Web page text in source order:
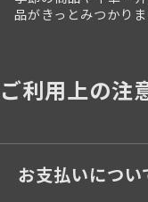
品がきっとみつかりま
ご利用上の注
お支払いについ